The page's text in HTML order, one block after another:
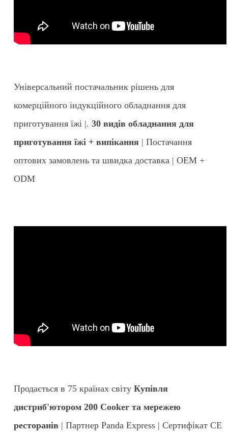
Універсальний постачальник рішень для
комерційного індукційного обладнання для
приготування їжі |. 30 видів обладнання для
приготування їжі + випікання| Постачання
оптових замовлень та швидка доставка | OEM +
ODM
Продається в 75 країнах світу Купівля
дистриб'ютором 200 Cooker та мережею
ресторанів | Партнер Panda Express | Сертифікат CE